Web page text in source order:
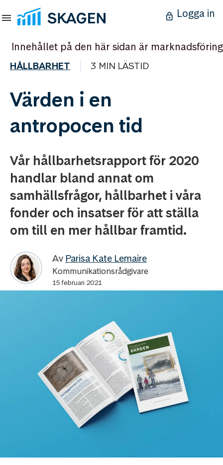
Logga in
Innehållet på den här sidan är marknadsföring
HÅLLBARHET 3 MIN LÄSTID
Värden i en
antropocen tid
Vår hållbarhetsrapport för 2020
handlar bland annat om
samhällsfrågor, hållbarhet i våra
fonder och insatser för att ställa
om till en mer hållbar framtid.
Av Parisa Kate Lemaire
Kommunikationsrådgivare
15 februari 2021